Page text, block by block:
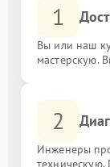
1
Вы или наш
мастерскую.
2
Инженеры